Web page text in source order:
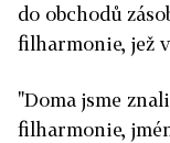
do obchodů
filharmonie, jež
"Doma jsme
filharmonie,